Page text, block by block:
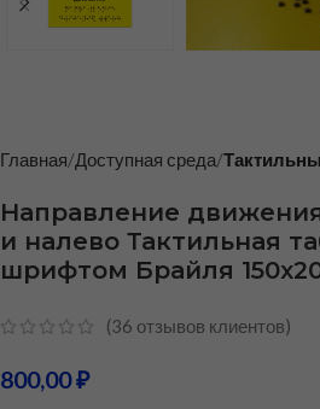
Главная Доступная среда
Направление
и налево Тактильная
шрифтом Брайля
(36 отзывов клиентов)
800,00₽